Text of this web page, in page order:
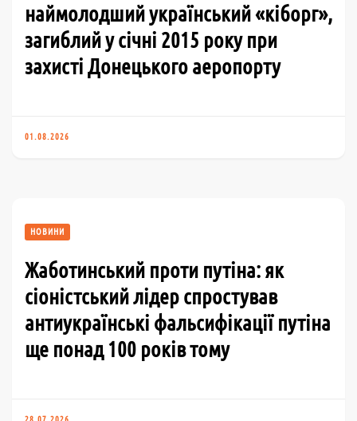
наймолодший український «кіборг»,
загиблий у січні 2015 року при
захисті Донецького аеропорту
01.08.2026
НОВИНИ
Жаботинський проти путіна: як
сіоністський лідер спростував
антиукраїнські фальсифікації путіна
ще понад 100 років тому